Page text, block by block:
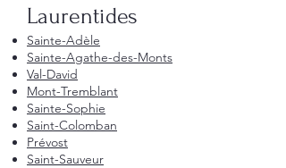
Laurentides
Sainte-Adèle
Sainte-Agathe-des-Monts
Val-David
Mont-Tremblant
Sainte-Sophie
Saint-Colomban
Prévost
Saint-Sauveur